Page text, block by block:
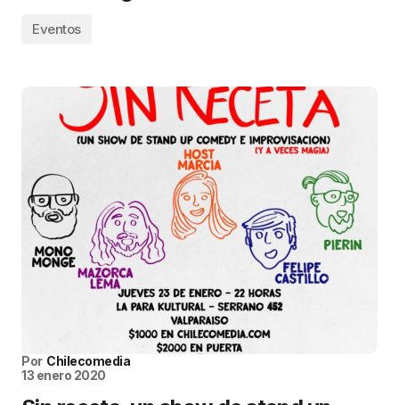
Eventos
Por Chilecomedia
13 enero 2020